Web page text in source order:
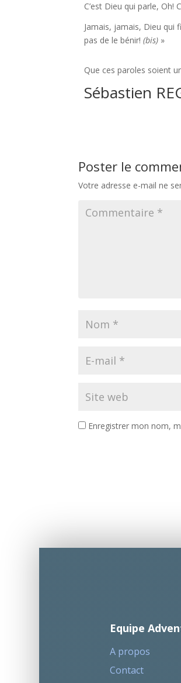
C’est Dieu qui parle, Oh!
Jamais, jamais, Dieu qui
pas de le bénir! (bis) »
Que ces paroles soient
Sébastien
Poster le
Votre adresse e-mail ne
Enregistrer mon nom,
Equipe
A propos
Contact